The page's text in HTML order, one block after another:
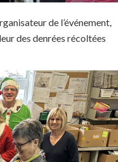
de l’événement,
des denrées récoltées